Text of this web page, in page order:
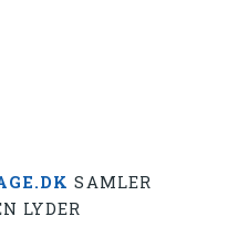
SAMLER
LYDER